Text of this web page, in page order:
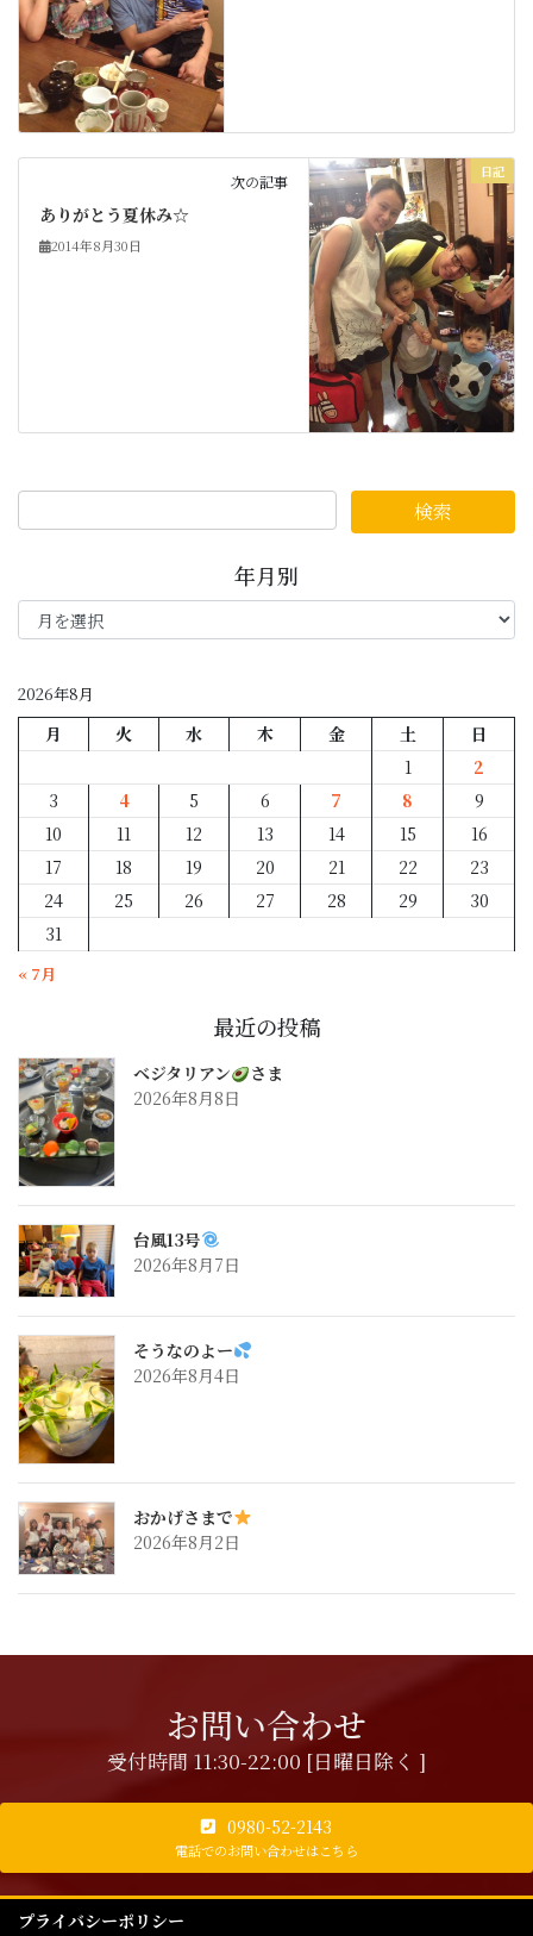
日記
次の記事
ありがとう夏休み☆
2014年8月30日
年月別
年
月
2026年8月
月 火 水 木 金 土
日
1
2
3
4 5 6 7 8
9
10
11 12 13 14 15
16
17
18 19 20 21 22
23
24
25 26 27 28 29
30
31
« 7月
最近の投稿
ベジタリアン
さま
2026年8月8日
台風13号
2026年8月7日
そうなのよー
2026年8月4日
おかげさまで
2026年8月2日
お問い合わせ
受付時間 11:30-22:00 [日曜日除く ]
0980-52-2143
電話でのお問い合わせはこちら
プライバシーポリシー